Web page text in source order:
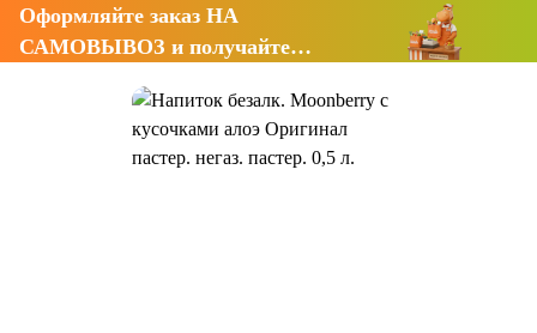
Оформляйте заказ НА
САМОВЫВОЗ и получайте